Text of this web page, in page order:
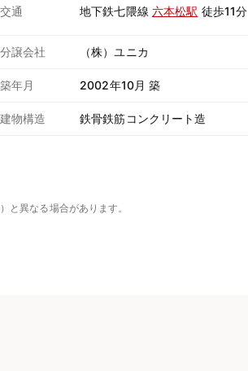
交通 地下鉄七隈線 六本松駅 徒歩11分
分譲会社 （株）ユニカ
築年月 2002年10月 築
建物構造 鉄骨鉄筋コンクリート造
と異なる場合があります。